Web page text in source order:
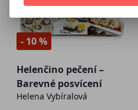
- 10 %
Helenčino pečení –
Barevné posvícení
Helena Vybíralová